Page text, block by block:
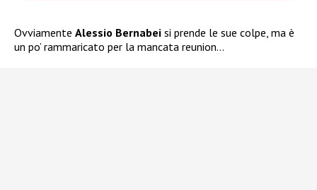
Ovviamente Alessio Bernabei si prende le sue colpe, ma è
un po’ rammaricato per la mancata reunion…